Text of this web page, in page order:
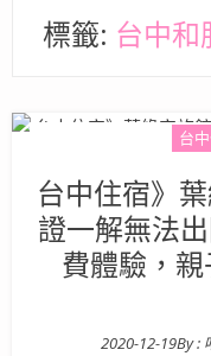
標籤: 台中和
台
台中住宿》
證一解無法
費體驗，
2020-12-19By :